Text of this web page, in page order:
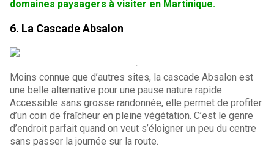
domaines paysagers à visiter en Martinique.
6. La Cascade Absalon
Moins connue que d’autres sites, la cascade Absalon est
une belle alternative pour une pause nature rapide.
Accessible sans grosse randonnée, elle permet de profiter
d’un coin de fraîcheur en pleine végétation. C’est le genre
d’endroit parfait quand on veut s’éloigner un peu du centre
sans passer la journée sur la route.